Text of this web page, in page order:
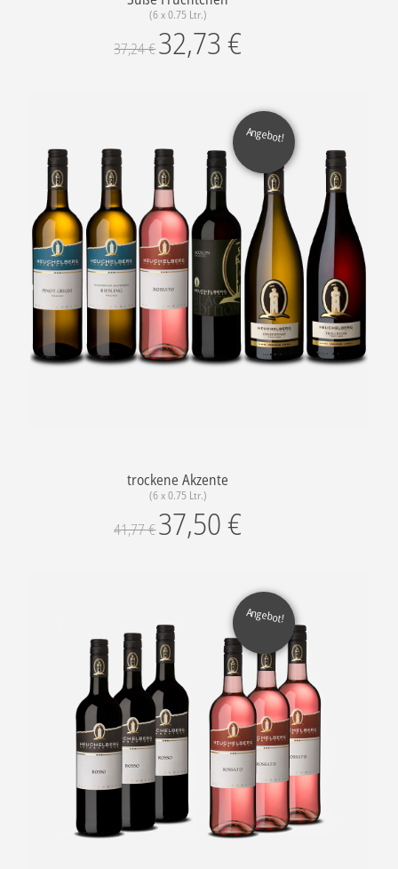
(6 x 0.75 Ltr.)
37,24€32,73 €
trockene Akzente
(6 x 0.75 Ltr.)
41,77€37,50 €
Angebot!
Angebot!